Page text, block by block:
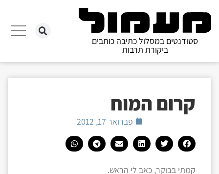
סטודנטים במסלול כתיבה כותבים
ביקורת תרבות
קרום המוח
פברואר 17, 2012
קמתי בבוקר, כאב לי הראש.